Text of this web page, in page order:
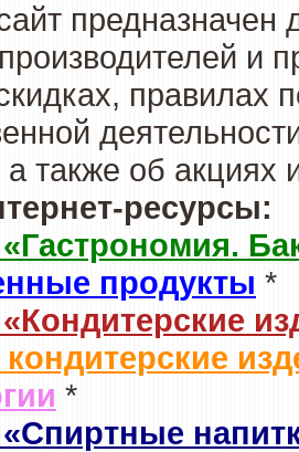
предназначен
и
правилах
а также об
ресурсы:
продукты *
*